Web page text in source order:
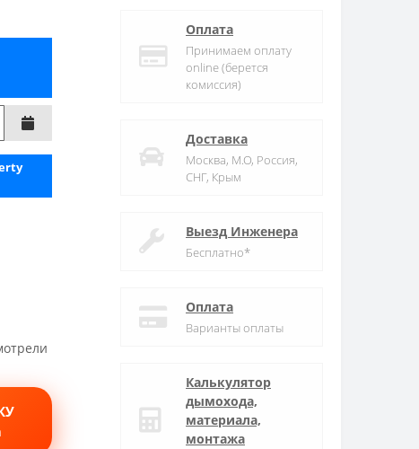
Оплата
Принимаем оплату
online (берется
комиссия)
Доставка
Москва, М.О, Россия,
СНГ, Крым
Выезд Инженера
Бесплатно*
Оплата
Варианты оплаты
Калькулятор
дымохода,
материала,
монтажа